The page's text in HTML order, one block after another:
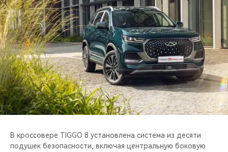
В кроссовере TIGGO 8 установлена система из десяти
подушек безопасности, включая центральную боковую